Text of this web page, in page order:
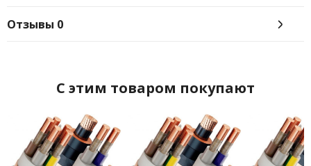
Отзывы 0
C этим товаром покупают